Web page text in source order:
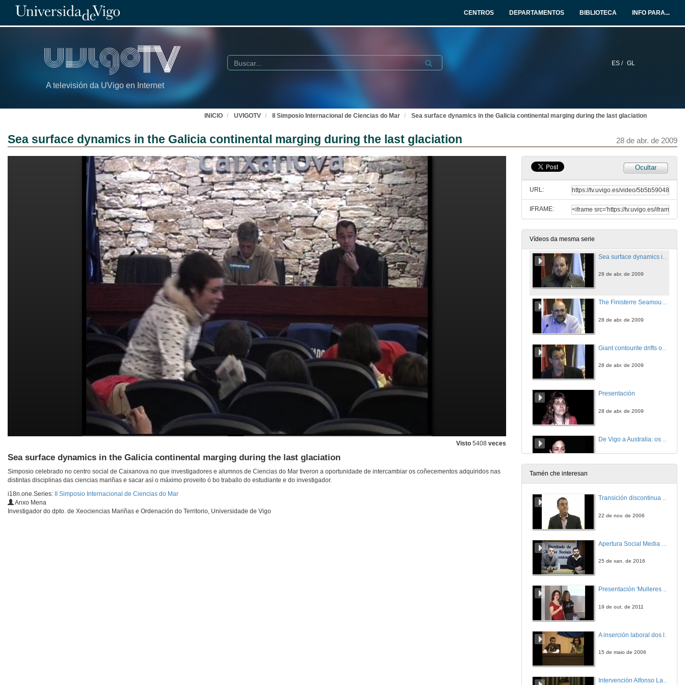
CENTROS DEPARTAMENTOS BIBLIOTECA INFO PARA...
A televisión da UVigo en Internet
ES / GL
Buscar Submit
INICIO UVIGOTV II Simposio Internacional de Ciencias do Mar Sea surface dynamics in the Galicia continental marging during the last glaciation
Sea surface dynamics in the Galicia continental marging during the last glaciation 28 de abr. de 2009
Visto 5408 veces
Sea surface dynamics in the Galicia continental marging during the last glaciation
Simposio celebrado no centro social de Caixanova no que investigadores e alumnos de Ciencias do Mar tiveron a oportunidade de intercambiar os coñecementos adquiridos nas
distintas disciplinas das ciencias mariñas e sacar así o máximo proveito ó bo traballo do estudiante e do investigador.
i18n.one.Series:
II Simposio Internacional de Ciencias do Mar
Anxo Mena
Investigador do dpto. de Xeociencias Mariñas e Ordenación do Territorio, Universidade de Vigo
Ocultar
URL:
IFRAME:
Vídeos da mesma serie
Which is the meroplankton distribution in the Balligshausen Sea (West Antartica)?
28 de abr. de 2009
Geographical distribution of coccoliths in core-top sediments of the Mediterranean Iberian Margin
Evidencias de migración de fluídos na marxe septentrional de Galicia (sector do Espolón de Ortegal).
28 de abr. de 2009
28 de abr. de 2009
The Finisterre Seamount: a submarine elevation of compressive origin in the North-western corner of the Galicia Bank Continental Margin
28 de abr. de 2009
28 de abr. de 2009
Presentación
28 de abr. de 2009
Quenda de preguntas
28 de abr. de 2009
28 de abr. de 2009
Tamén che interesan
Transición discontinua de partículas de microgel termosensible
22 de nov. de 2006
25 de xan. de 2016
Presentación 'Mulleres no software libre'
19 de out. de 2011
15 de maio de 2006
Intervención Alfonso Lago Ferreiro